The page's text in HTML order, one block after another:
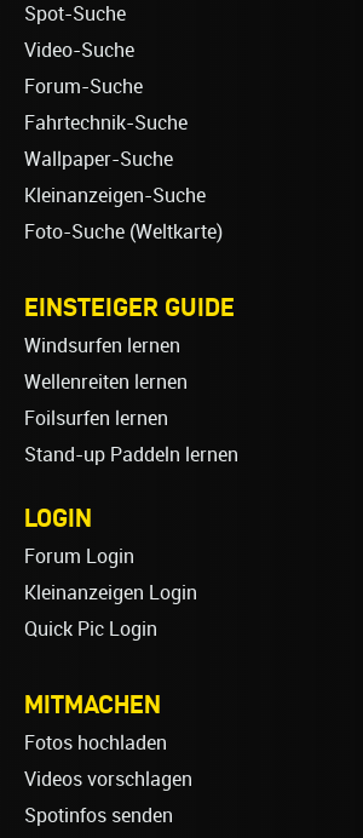
Spot-Suche
Video-Suche
Forum-Suche
Fahrtechnik-Suche
Wallpaper-Suche
Kleinanzeigen-Suche
Foto-Suche (Weltkarte)
EINSTEIGER GUIDE
Windsurfen lernen
Wellenreiten lernen
Foilsurfen lernen
Stand-up Paddeln lernen
LOGIN
Forum Login
Kleinanzeigen Login
Quick Pic Login
MITMACHEN
Fotos hochladen
Videos vorschlagen
Spotinfos senden